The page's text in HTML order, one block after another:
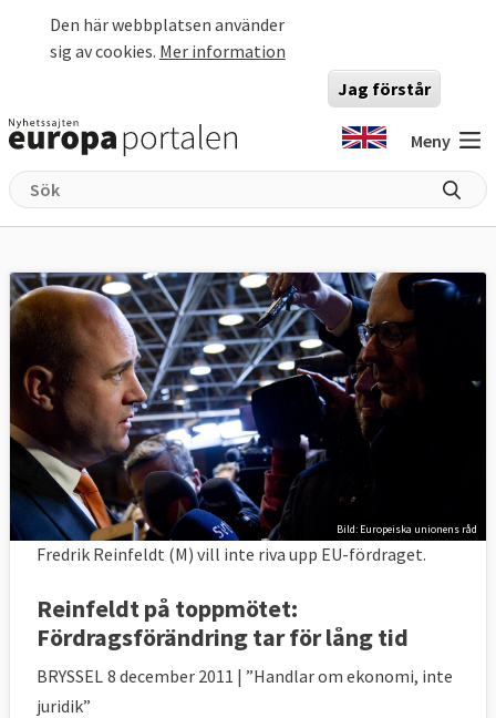
Den här webbplatsen använder
sig av cookies. Mer information
Jag förstår
Meny
Bild: Europeiska unionens råd
Fredrik Reinfeldt (M) vill inte riva upp EU-fördraget.
Reinfeldt på toppmötet:
Fördragsförändring tar för lång tid
BRYSSEL 8 december 2011 | ”Handlar om ekonomi, inte
juridik”